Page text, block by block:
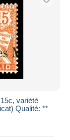
variété
Qualité: **